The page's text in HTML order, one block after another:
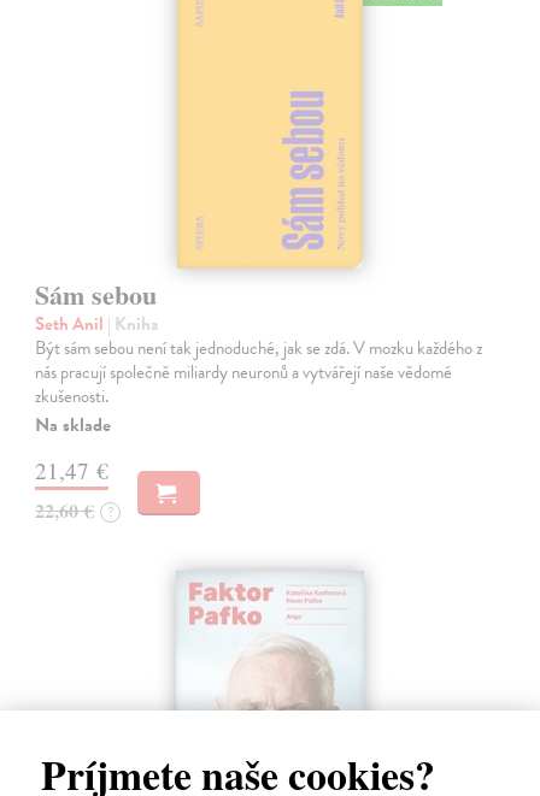
Príjmete naše cookies?
Sám sebou
Seth Anil | Kniha
Být sám sebou není tak jednoduché, jak se zdá. V mozku každého z
nás pracují společně miliardy neuronů a vytvářejí naše vědomé
zkušenosti.
Na sklade
21,47 €
22,60 € ?